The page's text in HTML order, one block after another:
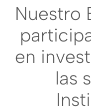
Nuestro
en
las